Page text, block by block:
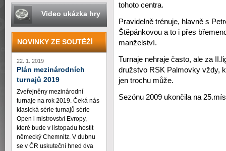
tohoto centra.
Pravidelně trénuje, hlavně s
Štěpánkovou a to i přes
manželství.
Turnaje nehraje často, ale za
družstvo RSK Palmovky vždy,
jen trochu může.
Sezónu 2009 ukončila na
Video ukázka hry
NOVINKY ZE SOUTĚŽÍ
22. 1. 2019
Plán mezinárodních
turnajů 2019
Zveřejněny mezinárodní
turnaje na rok 2019. Čeká nás
klasická série turnajů série
Open i mistrovství Evropy,
které bude v listopadu hostit
německý Chemnitz. V dubnu
se v ČR uskuteční hned dva